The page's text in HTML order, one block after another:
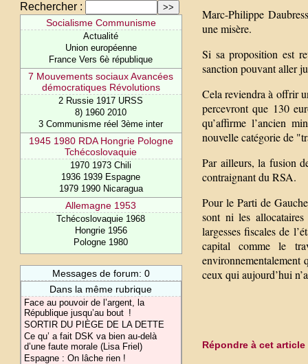
Rechercher :
Socialisme Communisme
Actualité
Union européenne
France Vers 6è république
7 Mouvements sociaux Avancées
démocratiques Révolutions
2 Russie 1917 URSS
8) 1960 2010
3 Communisme réel 3ème inter
1945 1980 RDA Hongrie Pologne
Tchécoslovaquie
1970 1973 Chili
1936 1939 Espagne
1979 1990 Nicaragua
Allemagne 1953
Tchécoslovaquie 1968
Hongrie 1956
Pologne 1980
Messages de forum: 0
Dans la même rubrique
Face au pouvoir de l’argent, la
République jusqu’au bout !
SORTIR DU PIÈGE DE LA DETTE
Ce qu’ a fait DSK va bien au-delà
d’une faute morale (Lisa Friel)
Espagne : On lâche rien !
Marc-Philippe
une misère.
Si sa proposition est
sanction pouvant aller
Cela reviendra à offrir
percevront que 130
qu’affirme l’ancien
nouvelle catégorie de
Par ailleurs, la fusion
contraignant du RSA.
Pour le Parti de
sont ni les
largesses fiscales de
capital comme le
environnementalement
ceux qui aujourd’hui
Répondre à cet article